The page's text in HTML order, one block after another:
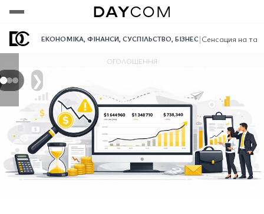
ЕКОНОМІКА, ФІНАНСИ, СУСПІЛЬСТВО, БІЗНЕС|Сенсация на
❯
ОГОЛОШЕННЯ